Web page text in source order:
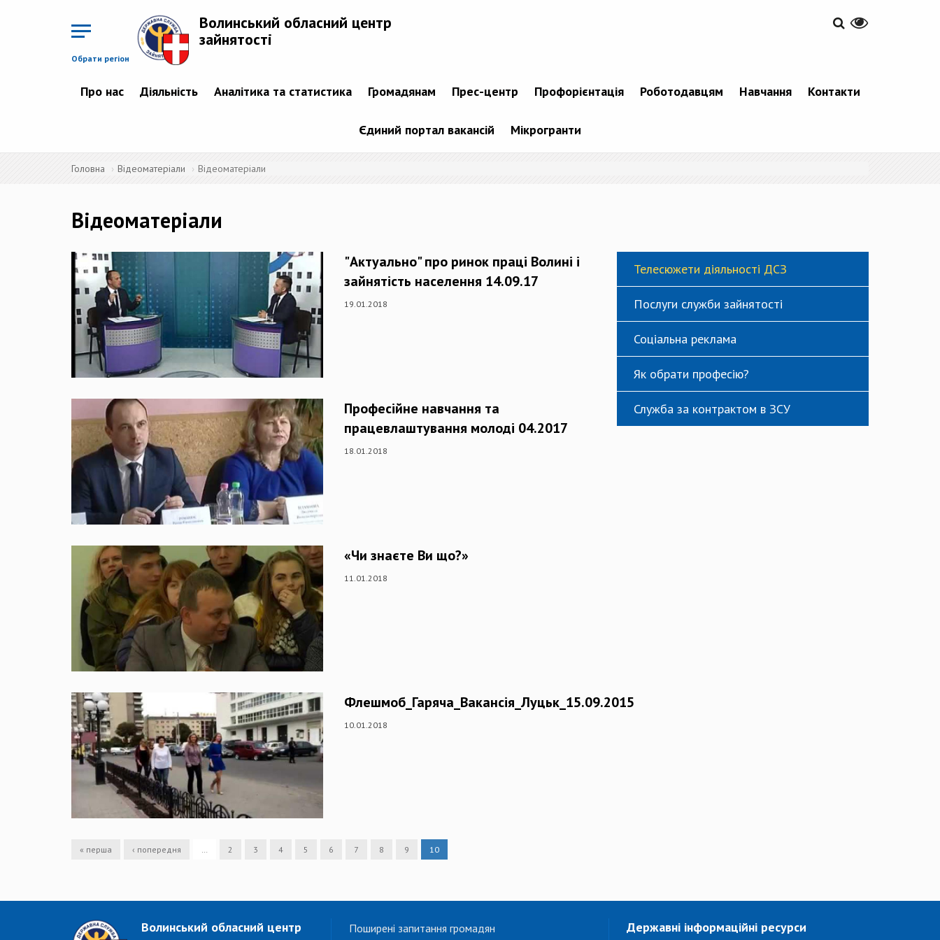
Обрати регіон
Волинський обласний центр
зайнятості
Про нас Діяльність Аналітика та статистика Громадянам Прес-центр Профорієнтація Роботодавцям Навчання Контакти
Єдиний портал вакансій Мікрогранти
Головна Відеоматеріали Відеоматеріали
Відеоматеріали
"Актуально" про ринок праці Волині і
зайнятість населення 14.09.17
19.01.2018
Професійне навчання та
працевлаштування молоді 04.2017
18.01.2018
«Чи знаєте Ви що?»
11.01.2018
Флешмоб_Гаряча_Вакансія_Луцьк_15.09.2015
10.01.2018
« перша ‹ попередня 2 3 4 5 6 7 8 9 10
Телесюжети діяльності ДСЗ
Послуги служби зайнятості
Соціальна реклама
Як обрати професію?
Служба за контрактом в ЗСУ
Волинський обласний центр
Поширені запитання громадян Державні інформаційні ресурси